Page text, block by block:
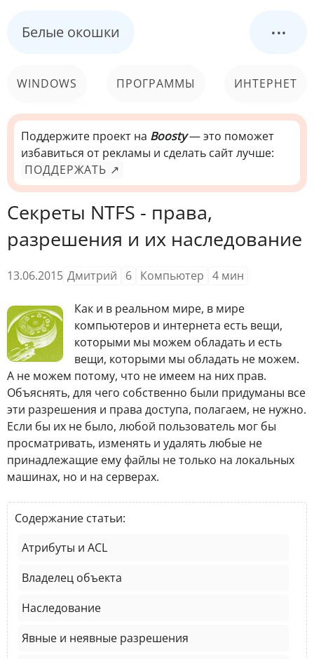
Белые окошки ...
WINDOWS ПРОГРАММЫ ИНТЕРНЕТ
КОМПЬЮТЕР
СИСТЕМА
Поддержите проект на Boosty— это поможет
избавиться от рекламы и сделать сайт лучше:
ПОДДЕРЖАТЬ ↗
Секреты NTFS - права,
разрешения и их наследование
13.06.2015 Дмитрий 6 Компьютер 4 мин
Как и в реальном мире, в мире
компьютеров и интернета есть вещи,
которыми мы можем обладать и есть
вещи, которыми мы обладать не можем.
А не можем потому, что не имеем на них прав.
Объяснять, для чего собственно были придуманы все
эти разрешения и права доступа, полагаем, не нужно.
Если бы их не было, любой пользователь мог бы
просматривать, изменять и удалять любые не
принадлежащие ему файлы не только на локальных
машинах, но и на серверах.
Содержание статьи:
Атрибуты и ACL
Владелец объекта
Наследование
Явные и неявные разрешения